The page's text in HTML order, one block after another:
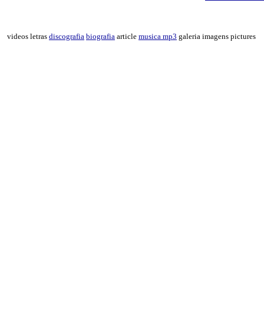
videos letras discografia biografia article musica mp3 galeria imagens pictures